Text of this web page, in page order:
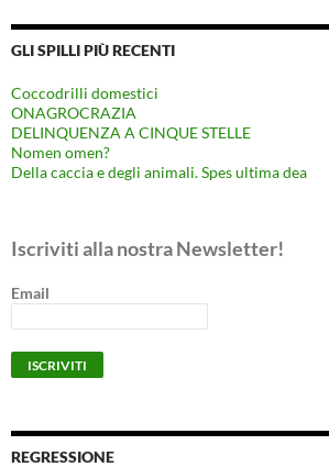
GLI SPILLI PIÙ RECENTI
Coccodrilli domestici
ONAGROCRAZIA
DELINQUENZA A CINQUE STELLE
Nomen omen?
Della caccia e degli animali. Spes ultima dea
Iscriviti alla nostra Newsletter!
Email
REGRESSIONE